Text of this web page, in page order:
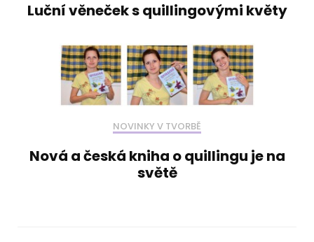
Luční věneček s quillingovými květy
NOVINKY V TVORBĚ
Nová a česká kniha o quillingu je na
světě